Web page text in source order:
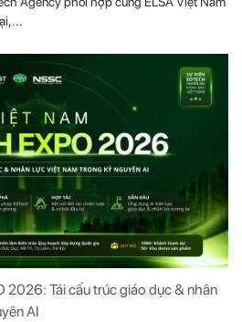
Agency phối hợp cùng ELSA Việt Nam
2026: Tái cấu trúc giáo dục & nhân
AI